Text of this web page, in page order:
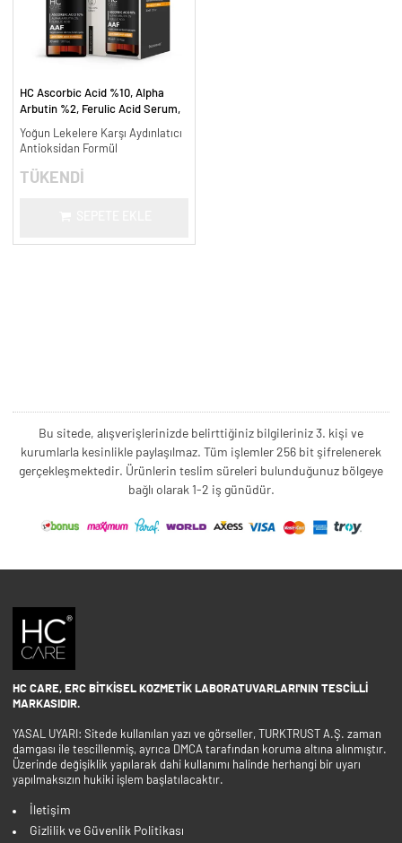
HC Ascorbic Acid %10, Alpha
Arbutin %2, Ferulic Acid Serum,
ml.
Yoğun Lekelere Karşı Aydınlatıcı
Antioksidan Formül
TÜKENDİ
Bu sitede, alışverişlerinizde belirttiğiniz bilgileriniz 3. kişi ve
kurumlarla kesinlikle paylaşılmaz. Tüm işlemler 256 bit şifrelenerek
gerçekleşmektedir. Ürünlerin teslim süreleri bulunduğunuz bölgeye
bağlı olarak 1-2 iş günüdür.
HC CARE, ERC BITKISEL KOZMETIK LABORATUVARLARI'NIN TESCILLI
MARKASIDIR.
YASAL UYARI: Sitede kullanılan yazı ve görseller, TURKTRUST A.Ş. zaman
damgası ile tescillenmiş, ayrıca DMCA tarafından koruma altına alınmıştır.
Üzerinde değişiklik yapılarak dahi kullanımı halinde herhangi bir uyarı
yapılmaksızın hukiki işlem başlatılacaktır.
İletişim
Gizlilik ve Güvenlik Politikası